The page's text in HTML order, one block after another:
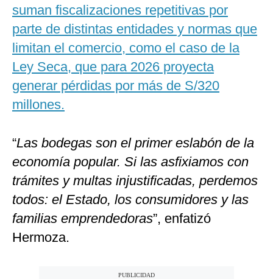
suman fiscalizaciones repetitivas por
parte de distintas entidades y normas que
limitan el comercio, como el caso de la
Ley Seca, que para 2026 proyecta
generar pérdidas por más de S/320
millones.
“Las bodegas son el primer eslabón de la
economía popular. Si las asfixiamos con
trámites y multas injustificadas, perdemos
todos: el Estado, los consumidores y las
familias emprendedoras”, enfatizó
Hermoza.